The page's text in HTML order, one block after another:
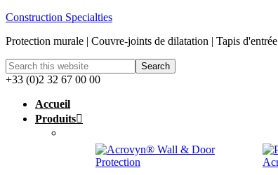
Construction Specialties
Protection murale | Couvre-joints de dilatation | Tapis d'entrée
+33 (0)2 32 67 00 00
Accueil
Produits